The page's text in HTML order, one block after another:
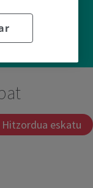
Hitzordua eskatu